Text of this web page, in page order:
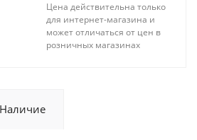
Цена действительна только
для интернет-магазина и
может отличаться от цен в
розничных магазинах
Наличие